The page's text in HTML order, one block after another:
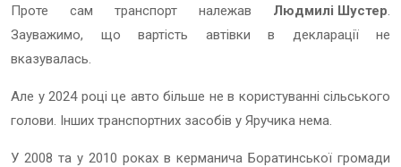
Проте сам транспорт належав Людмилі Шустер.
Зауважимо, що вартість автівки в декларації не
вказувалась.
Але у 2024 році це авто більше не в користуванні сільського
голови. Інших транспортних засобів у Яручика нема.
У 2008 та у 2010 роках в керманича Боратинської громади